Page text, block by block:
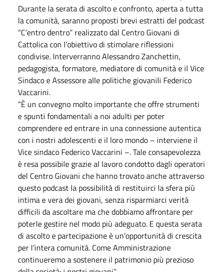
Durante la serata di ascolto e confronto, aperta a tutta
la comunità, saranno proposti brevi estratti del podcast
“C’entro dentro” realizzato dal Centro Giovani di
Cattolica con l’obiettivo di stimolare riflessioni
condivise. Interverranno Alessandro Zanchettin,
pedagogista, formatore, mediatore di comunità e il Vice
Sindaco e Assessore alle politiche giovanili Federico
Vaccarini.
“È un convegno molto importante che offre strumenti
e spunti fondamentali a noi adulti per poter
comprendere ed entrare in una connessione autentica
con i nostri adolescenti e il loro mondo – interviene il
Vice sindaco Federico Vaccarini –. Tale consapevolezza
è resa possibile grazie al lavoro condotto dagli operatori
del Centro Giovani che hanno trovato anche attraverso
questo podcast la possibilità di restituirci la sfera più
intima e vera dei giovani, senza risparmiarci verità
difficili da ascoltare ma che dobbiamo affrontare per
poterle gestire nel modo più adeguato. E questa serata
di ascolto e partecipazione è un’opportunità di crescita
per l’intera comunità. Come Amministrazione
continueremo a sostenere il patrimonio più prezioso